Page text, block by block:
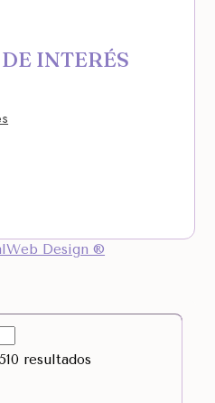
INTERÉS
Design ®
resultados